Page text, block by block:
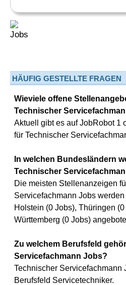
HÄUFIG GESTELLTE FRAGEN
Wieviele offene
Technischer
Aktuell gibt es auf JobRobot 1
für Technischer
In welchen Bundesländern
Technischer
Die meisten Stellenanzeigen
Servicefachmann Jobs
Holstein (0 Jobs), Thüringen
Württemberg (0 Jobs)
Zu welchem Berufsfeld
Servicefachmann Jobs?
Technischer Servicefachmann
Berufsfeld Servicetechniker.